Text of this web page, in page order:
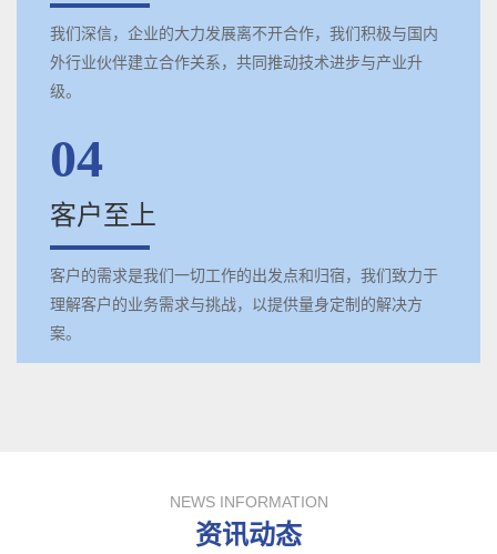
我们深信，企业的大力发展离不开合作，我们积极与国内
外行业伙伴建立合作关系，共同推动技术进步与产业升
级。
04
客户至上
客户的需求是我们一切工作的出发点和归宿，我们致力于
理解客户的业务需求与挑战，以提供量身定制的解决方
案。
NEWS INFORMATION
资讯动态